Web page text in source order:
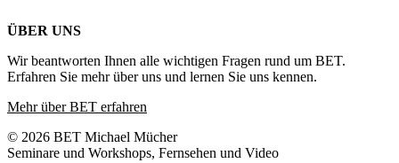
ÜBER UNS
Wir beantworten Ihnen alle wichtigen Fragen rund um BET.
Erfahren Sie mehr über uns und lernen Sie uns kennen.
Mehr über BET erfahren
© 2026 BET Michael Mücher
Seminare und Workshops, Fernsehen und Video